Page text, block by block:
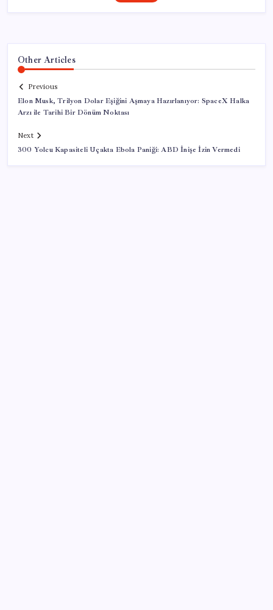
Other Articles
Previous
Elon Musk, Trilyon Dolar Eşiğini Aşmaya Hazırlanıyor: SpaceX Halka
Arzı ile Tarihi Bir Dönüm Noktası
Next
300 Yolcu Kapasiteli Uçakta Ebola Paniği: ABD İnişe İzin Vermedi